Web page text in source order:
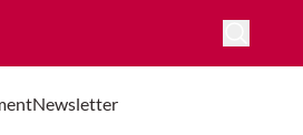
Newsletter